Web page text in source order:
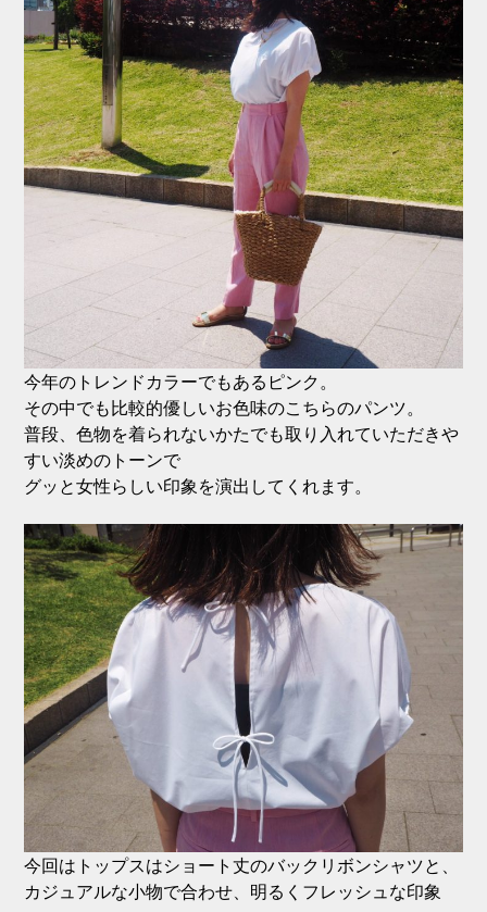
今年のトレンドカラーでもあるピンク。
その中でも比較的優しいお色味のこちらのパンツ。
普段、色物を着られないかたでも取り入れていただきや
すい淡めのトーンで
グッと女性らしい印象を演出してくれます。
今回はトップスはショート丈のバックリボンシャツと、
カジュアルな小物で合わせ、明るくフレッシュな印象